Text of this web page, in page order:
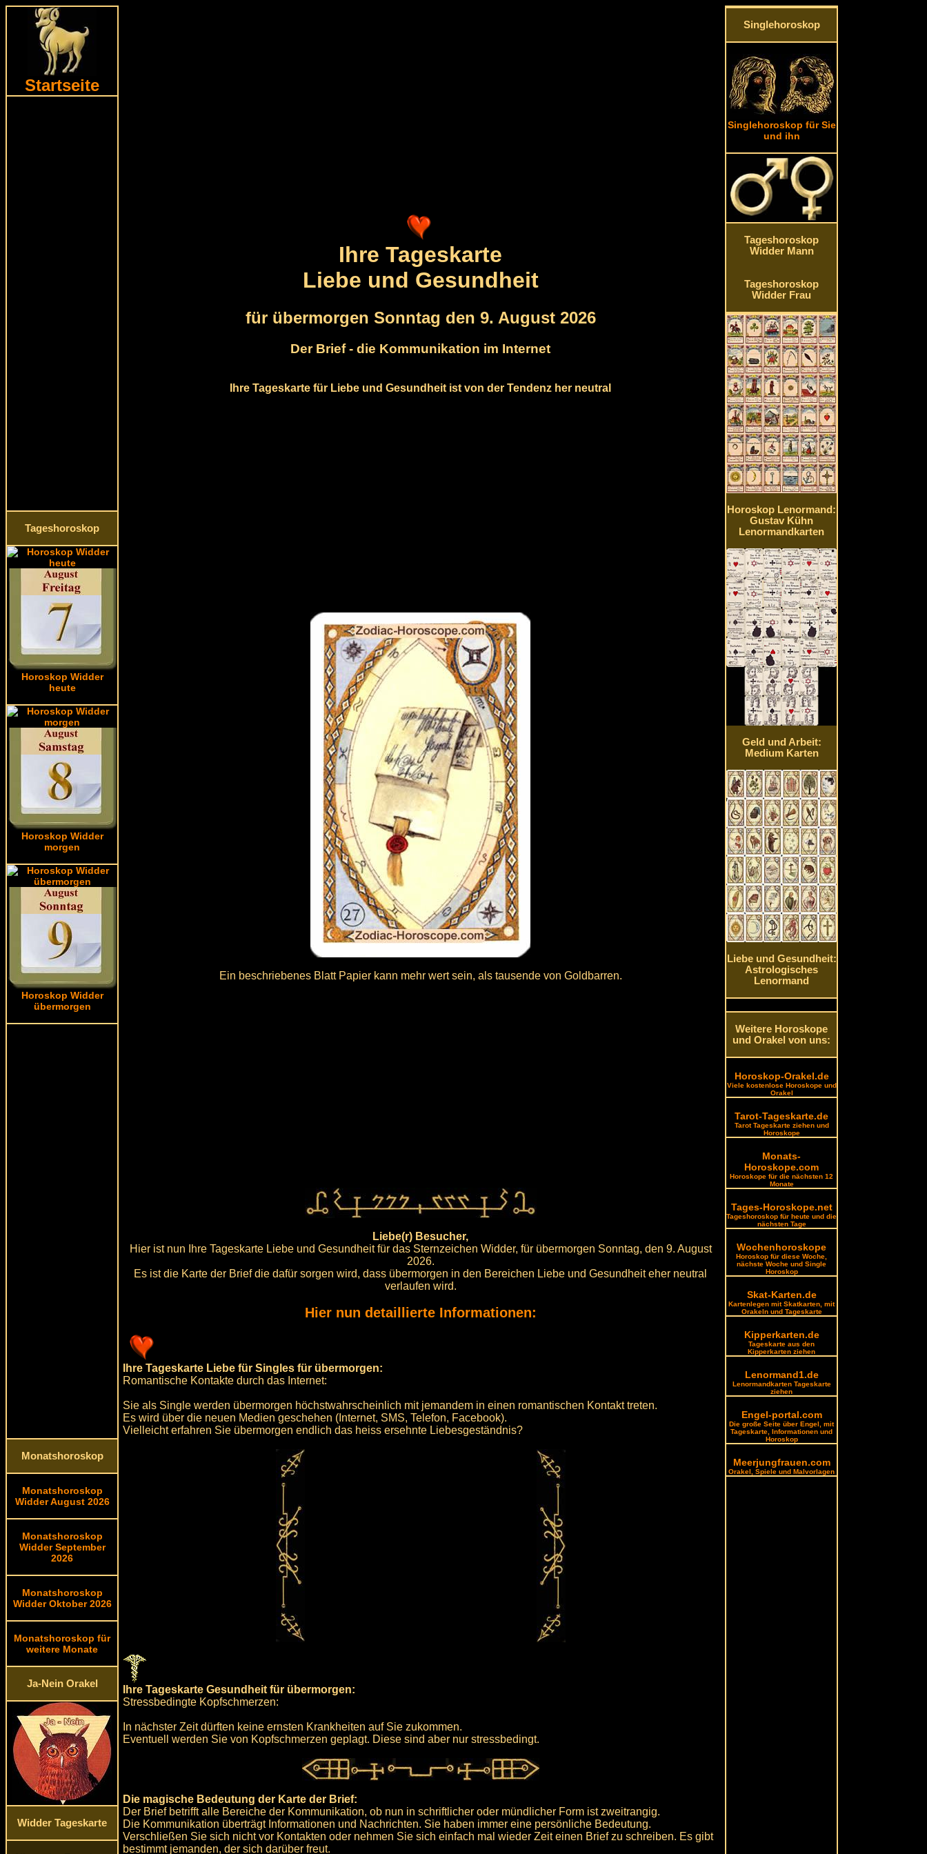
Startseite
Tageshoroskop
Horoskop Widder
heute
Horoskop Widder
morgen
Horoskop Widder
übermorgen
Monatshoroskop
Monatshoroskop
Widder August 2026
Monatshoroskop
Widder September
2026
Monatshoroskop
Widder Oktober 2026
Monatshoroskop für
weitere Monate
Ja-Nein Orakel
Widder Tageskarte
Ihre Tageskarte
Liebe und Gesundheit
für übermorgen Sonntag den 9. August 2026
Der Brief - die Kommunikation im Internet
Ihre Tageskarte für Liebe und Gesundheit ist von der Tendenz her neutral
Ein beschriebenes Blatt Papier kann mehr wert sein, als tausende von Goldbarren.
Liebe(r) Besucher,
Hier ist nun Ihre Tageskarte Liebe und Gesundheit für das Sternzeichen Widder, für übermorgen Sonntag, den 9. August
2026.
Es ist die Karte der Brief die dafür sorgen wird, dass übermorgen in den Bereichen Liebe und Gesundheit eher neutral
verlaufen wird.
Hier nun detaillierte Informationen:
Ihre Tageskarte Liebe für Singles für übermorgen:
Romantische Kontakte durch das Internet:
Sie als Single werden übermorgen höchstwahrscheinlich mit jemandem in einen romantischen Kontakt treten.
Es wird über die neuen Medien geschehen (Internet, SMS, Telefon, Facebook).
Vielleicht erfahren Sie übermorgen endlich das heiss ersehnte Liebesgeständnis?
Ihre Tageskarte Gesundheit für übermorgen:
Stressbedingte Kopfschmerzen:
In nächster Zeit dürften keine ernsten Krankheiten auf Sie zukommen.
Eventuell werden Sie von Kopfschmerzen geplagt. Diese sind aber nur stressbedingt.
Die magische Bedeutung der Karte der Brief:
Der Brief betrifft alle Bereiche der Kommunikation, ob nun in schriftlicher oder mündlicher Form ist zweitrangig.
Die Kommunikation überträgt Informationen und Nachrichten. Sie haben immer eine persönliche Bedeutung.
Verschließen Sie sich nicht vor Kontakten oder nehmen Sie sich einfach mal wieder Zeit einen Brief zu schreiben. Es gibt
bestimmt jemanden, der sich darüber freut.
Singlehoroskop
Singlehoroskop für Sie
und ihn
Tageshoroskop
Widder Mann
Tageshoroskop
Widder Frau
Horoskop Lenormand:
Gustav Kühn
Lenormandkarten
Geld und Arbeit:
Medium Karten
Liebe und Gesundheit:
Astrologisches
Lenormand
Weitere Horoskope
und Orakel von uns:
Horoskop-Orakel.de
Viele kostenlose Horoskope und
Orakel
Tarot-Tageskarte.de
Tarot Tageskarte ziehen und
Horoskope
Monats-
Horoskope.com
Horoskope für die nächsten 12
Monate
Tages-Horoskope.net
Tageshoroskop für heute und die
nächsten Tage
Wochenhoroskope
Horoskop für diese Woche,
nächste Woche und Single
Horoskop
Skat-Karten.de
Kartenlegen mit Skatkarten, mit
Orakeln und Tageskarte
Kipperkarten.de
Tageskarte aus den
Kipperkarten ziehen
Lenormand1.de
Lenormandkarten Tageskarte
ziehen
Engel-portal.com
Die große Seite über Engel, mit
Tageskarte, Informationen und
Horoskop
Meerjungfrauen.com
Orakel, Spiele und Malvorlagen